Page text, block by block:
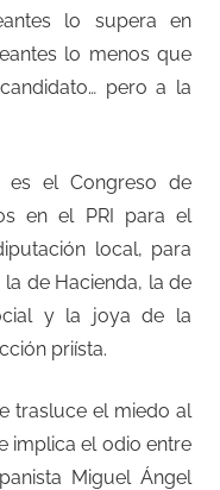
lo supera en
lo menos que
pero a la
es el Congreso de
en el PRI para el
local, para
de Hacienda, la de
y la joya de la
priísta.
trasluce el miedo al
implica el odio entre
Miguel Ángel